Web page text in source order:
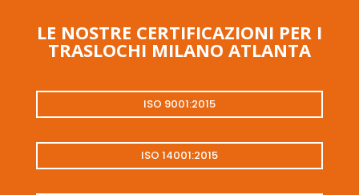
LE NOSTRE CERTIFICAZIONI PER I
TRASLOCHI MILANO ATLANTA
ISO 9001:2015
ISO 14001:2015